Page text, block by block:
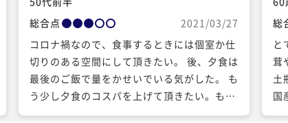
総合点
2021/03/27
コロナ禍なので、食事するときには個室か仕
切りのある空間にして頂きたい。 後、夕食は
最後のご飯で量をかせいでいる気がした。 も
う少し夕食のコスパを上げて頂きたい。もし
くは食事する場所を改善して欲しい。
総
と
茸
土
国
だ